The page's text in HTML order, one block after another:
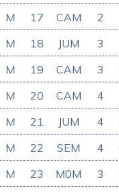
M 17 CAM 2
M 18 JUM 3
M 19 CAM 3
M 20 CAM 4
M 21 JUM 4
M 22 SEM 4
M 23 M0M 3